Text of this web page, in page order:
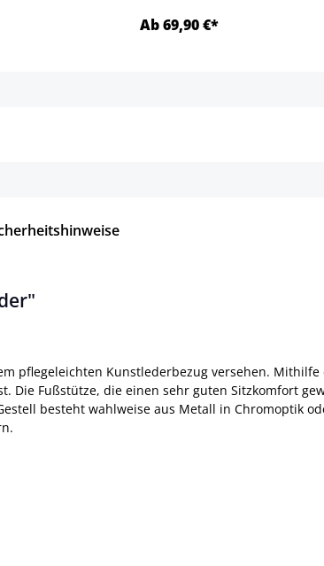
Ab 69,90 €*
pflegeleichten Kunstlederbezug versehen.
Die Fußstütze, die einen sehr guten Sitzkomfort
besteht wahlweise aus Metall in Chromoptik